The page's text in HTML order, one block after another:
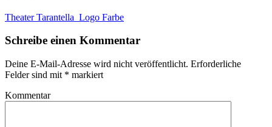
Theater Tarantella_Logo Farbe
Schreibe einen Kommentar
Deine E-Mail-Adresse wird nicht veröffentlicht. Erforderliche
Felder sind mit * markiert
Kommentar